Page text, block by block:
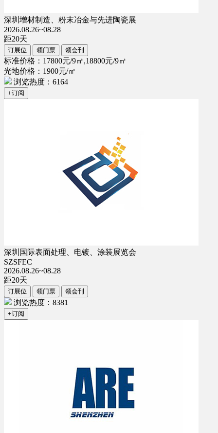
深圳增材制造、粉末冶金与先进陶瓷展
2026.08.26~08.28
距20天
订展位 领门票 领会刊
标准价格：17800元/9㎡,18800元/9㎡
光地价格：1900元/㎡
浏览热度：6164
+订阅
深圳国际表面处理、电镀、涂装展览会
SZSFEC
2026.08.26~08.28
距20天
订展位 领门票 领会刊
浏览热度：8381
+订阅